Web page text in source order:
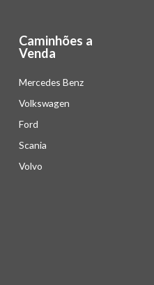
Caminhões a
Venda
Mercedes Benz
Volkswagen
Ford
Scania
Volvo